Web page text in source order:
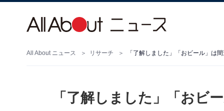
All About ニュース リサーチ 「了解しました」「おビール」は
「了解しました」「おビ